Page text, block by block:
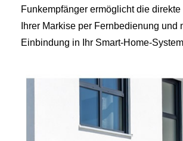
Funkempfänger ermöglicht die direkte
Ihrer Markise per Fernbedienung und
Einbindung in Ihr Smart-Home-